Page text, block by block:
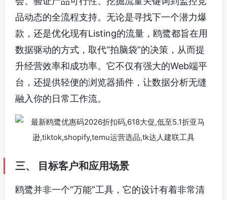
品动态的全流程支持。无论是寻找下一个潜力爆
款，还是优化现有Listing的流量，鸥鹭都旨在用
数据驱动的方式，取代“拍脑袋”的决策，从而提
升经营效率和成功率。它不仅有强大的Web端平
台，还提供轻便的浏览器插件，让数据分析无缝
融入你的日常工作流。
三、 目标客户和应用场景
鸥鹭并非一个“万能”工具，它的设计有着非常清